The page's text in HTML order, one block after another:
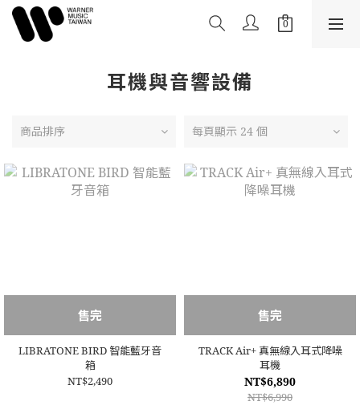
耳機與音響設備
商品排序 每頁顯示 24 個
售完
LIBRATONE BIRD 智能藍牙音
箱
NT$2,490
售完
TRACK Air+ 真無線入耳式降噪
耳機
NT$6,890
NT$6,990